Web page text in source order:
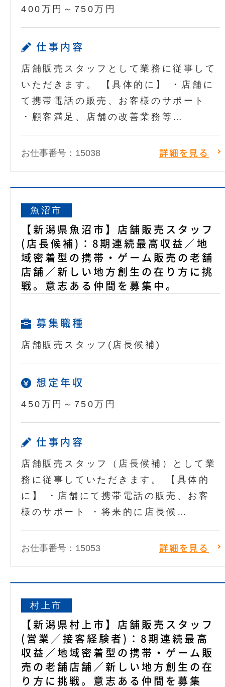
400万円～750万円
仕事内容
店舗販売スタッフとして業務に従事して
いただきます。 【具体的に】 ・店舗に
て携帯電話の販売、お客様のサポート
・顧客満足、店舗の改善業務等…
お仕事番号：15038 詳細を見る
魚沼市
【新潟県魚沼市】店舗販売スタッフ
(店長候補)：8期連続最高収益／地
域密着型の携帯・ゲーム販売の老舗
店舗／新しい地方創生の在り方に挑
戦。意志ある仲間を募集中。
募集職種
店舗販売スタッフ(店長候補)
想定年収
450万円～750万円
仕事内容
店舗販売スタッフ（店長候補）として業
務に従事していただきます。 【具体的
に】 ・店舗にて携帯電話の販売、お客
様のサポート ・将来的に店長候…
お仕事番号：15053 詳細を見る
村上市
【新潟県村上市】店舗販売スタッフ
(営業／接客経験者)：8期連続最高
収益／地域密着型の携帯・ゲーム販
売の老舗店舗／新しい地方創生の在
り方に挑戦。意志ある仲間を募集